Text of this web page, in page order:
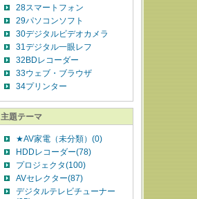
28スマートフォン
29パソコンソフト
30デジタルビデオカメラ
31デジタル一眼レフ
32BDレコーダー
33ウェブ・ブラウザ
34プリンター
主題テーマ
★AV家電（未分類）(0)
HDDレコーダー(78)
プロジェクタ(100)
AVセレクター(87)
デジタルテレビチューナー